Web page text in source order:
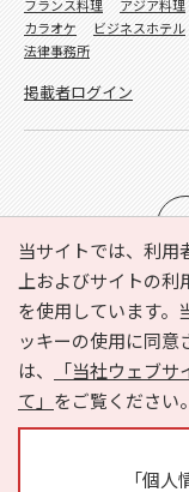
当サイトでは、利用
上およびサイトの利
を使用しています。
ッキーの使用に同意
は、
「当社ウェブ
て」 をご覧ください。
「個
e-NAVITA（イーナ
利用規約
個
サイトマップ
フランス料理
アジア料理
カラオケ
ビジネスホテル
法律事務所
掲載者ログイン